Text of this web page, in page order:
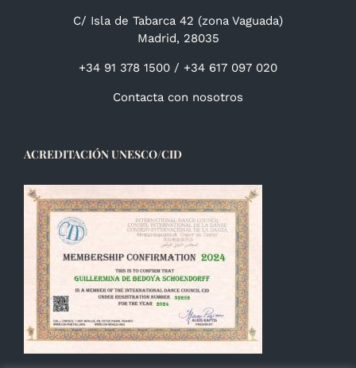
C/ Isla de Tabarca 42 (zona Vaguada)
Madrid, 28035
+34 91 378 1500 / +34 617 097 020
Contacta con nosotros
ACREDITACIÓN UNESCO/CID